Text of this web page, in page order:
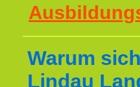
Warum
Lindau